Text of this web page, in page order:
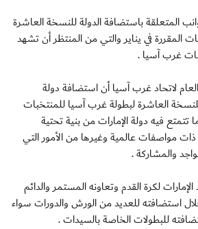
المتعلقة باستضافة الدولة للنسخة العاشرة
المقررة في يناير والتي من المنتظر أن تشهد
غرب آسيا.
لاتحاد غرب آسيا أن استضافة دولة
للنسخة العاشرة لبطولة غرب آسيا للمنتخبات
تتمتع فيه دولة الإمارات من بنية تحتية
مواصفات عالمية وغيرها من الأمور التي
والمشاركة.
لكرة القدم وتعاونه المستمر والدائم
استضافته للعديد من الورش والدورات سواء
للبطولات الخاصة بالسيدات.